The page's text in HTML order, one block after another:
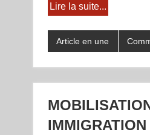
Lire la suite...
Article en une
IMMIGRATION